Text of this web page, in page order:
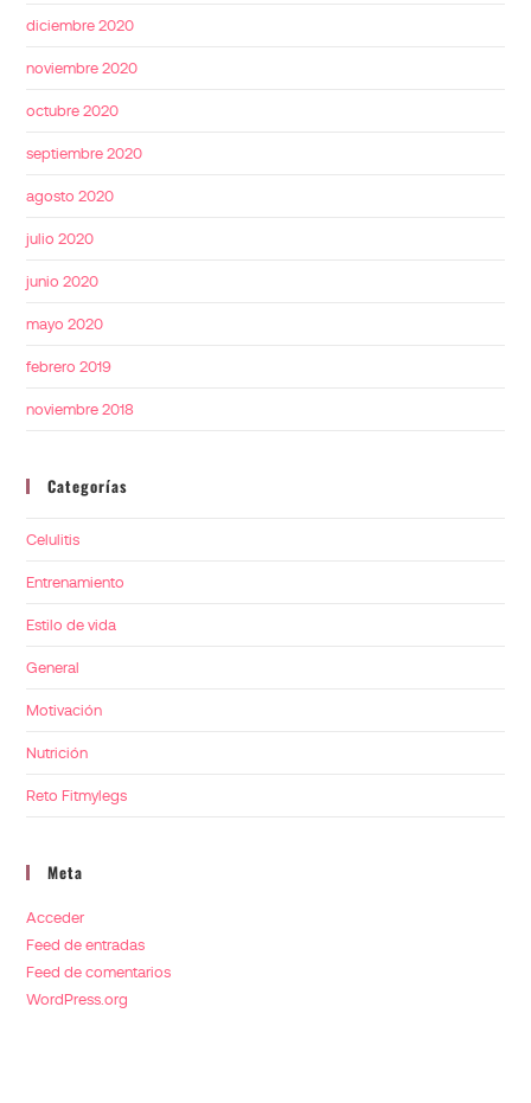
diciembre 2020
noviembre 2020
octubre 2020
septiembre 2020
agosto 2020
julio 2020
junio 2020
mayo 2020
febrero 2019
noviembre 2018
Categorías
Celulitis
Entrenamiento
Estilo de vida
General
Motivación
Nutrición
Reto Fitmylegs
Meta
Acceder
Feed de entradas
Feed de comentarios
WordPress.org